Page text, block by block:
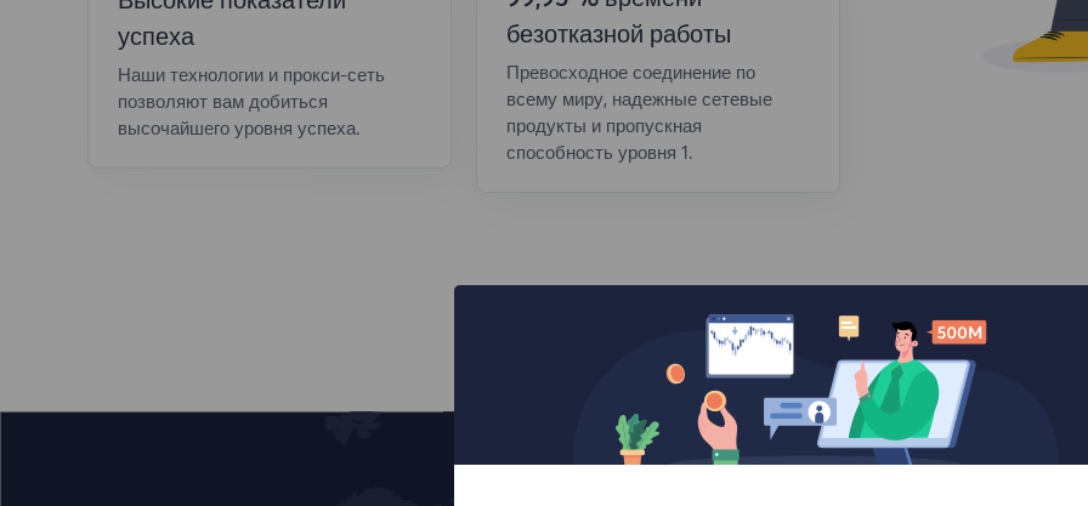
успеха
Наши технологии и прокси-сеть
позволяют вам добиться
высочайшего уровня успеха.
безотказной работы
Превосходное соединение по
всему миру, надежные сетевые
продукты и пропускная
способность уровня 1.